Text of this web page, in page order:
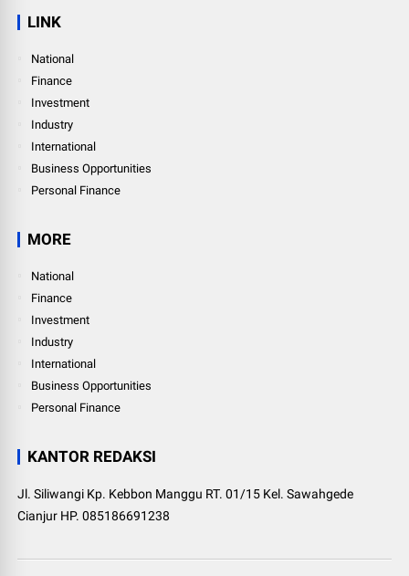
LINK
National
Finance
Investment
Industry
International
Business Opportunities
Personal Finance
MORE
National
Finance
Investment
Industry
International
Business Opportunities
Personal Finance
KANTOR REDAKSI
Jl. Siliwangi Kp. Kebbon Manggu RT. 01/15 Kel. Sawahgede
Cianjur HP. 085186691238